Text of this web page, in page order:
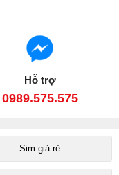
Hỗ trợ
0989.575.575
Sim giá rẻ